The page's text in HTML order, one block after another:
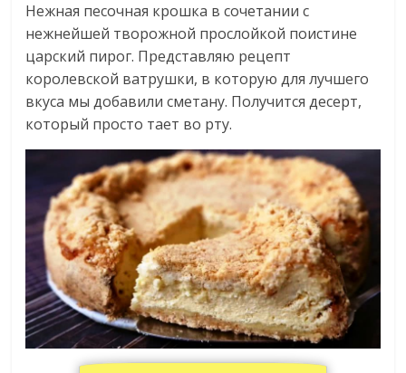
Нежная песочная крошка в сочетании с
нежнейшей творожной прослойкой поистине
царский пирог. Представляю рецепт
королевской ватрушки, в которую для лучшего
вкуса мы добавили сметану. Получится десерт,
который просто тает во рту.